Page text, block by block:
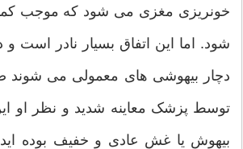
خونریزی مغزی می شود که موجب کما
شود. اما این اتفاق بسیار نادر است و
دچار بیهوشی های معمولی می شوند
توسط پزشک معاینه شدید و نظر او
بیهوش یا غش عادی و خفیف بوده اید،